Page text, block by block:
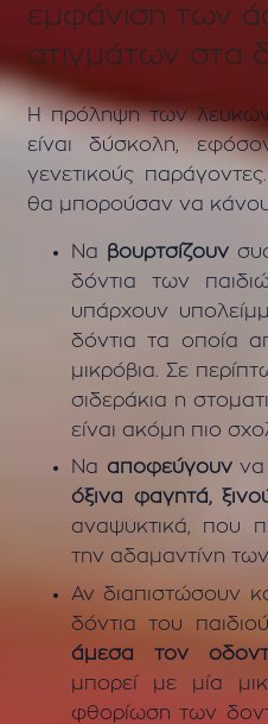
εμφάνιση των
στιγμάτων στα
Η πρόληψη των
είναι δύσκολη,
γενετικούς
θα μπορούσαν να
Να βουρτσίζουν
δόντια των
υπάρχουν
δόντια τα οποία
μικρόβια. Σε
σιδεράκια η
είναι ακόμη πιο
Να αποφεύγουννα
όξινα φαγητά,
αναψυκτικά, που
την αδαμαντίνη
Αν διαπιστώσουν
δόντια του
άμεσα τον
μπορεί με μία
φθορίωση των